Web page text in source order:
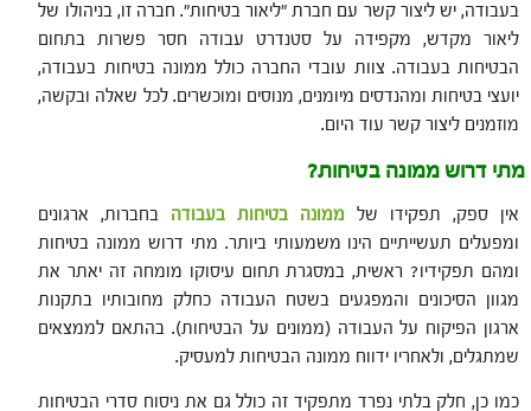
בעבודה, יש ליצור קשר עם חברת "ליאור בטיחות". חברה זו, בניהולו של
ליאור מקדש, מקפידה על סטנדרט עבודה חסר פשרות בתחום
הבטיחות בעבודה. צוות עובדי החברה כולל ממונה בטיחות בעבודה,
יועצי בטיחות ומהנדסים מיומנים, מנוסים ומוכשרים. לכל שאלה ובקשה,
מוזמנים ליצור קשר עוד היום.
מתי דרוש ממונה בטיחות?
אין ספק, תפקידו של ממונה בטיחות בעבודה בחברות, ארגונים
ומפעלים תעשייתיים הינו משמעותי ביותר. מתי דרוש ממונה בטיחות
ומהם תפקידיו? ראשית, במסגרת תחום עיסוקו מומחה זה יאתר את
מגוון הסיכונים והמפגעים בשטח העבודה כחלק מחובותיו בתקנות
ארגון הפיקוח על העבודה (ממונים על הבטיחות). בהתאם לממצאים
שמתגלים, ולאחריו ידווח ממונה הבטיחות למעסיק.
כמו כן, חלק בלתי נפרד מתפקיד זה כולל גם את ניסוח סדרי הבטיחות